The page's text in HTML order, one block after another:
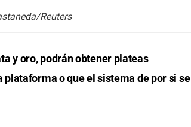
Reuters
y oro, podrán obtener plateas
o que el sistema de por si se